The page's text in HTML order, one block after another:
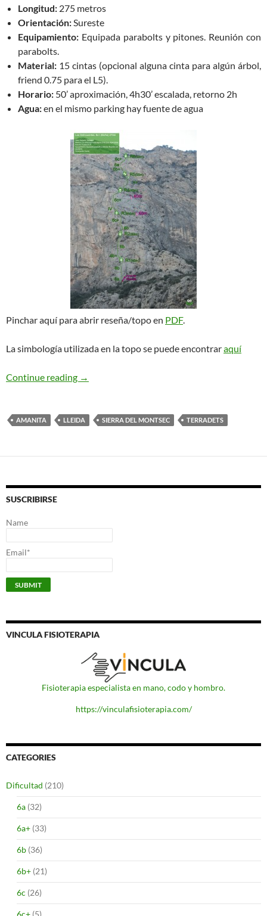
Longitud: 275 metros
Orientación:Sureste
Equipamiento: Equipada parabolts y pitones. Reunión con
parabolts.
Material: 15 cintas (opcional alguna cinta para algún árbol,
friend 0.75 para el L5).
Horario: 50’ aproximación, 4h30’ escalada, retorno 2h
Agua:en el mismo parking hay fuente de agua
Pinchar aquí para abrir reseña/topo en PDF.
La simbología utilizada en la topo se puede encontraraquí
Continue reading Los Delincuentes. Terradets
→
AMANITA LLEIDA SIERRA DEL MONTSEC TERRADETS
SUSCRIBIRSE
Name
Email*
VINCULA FISIOTERAPIA
Fisioterapia especialista en mano, codo y hombro.
https://vinculafisioterapia.com/
CATEGORIES
Dificultad (210)
6a (32)
6a+ (33)
6b (36)
6b+ (21)
6c (26)
6c+ (5)